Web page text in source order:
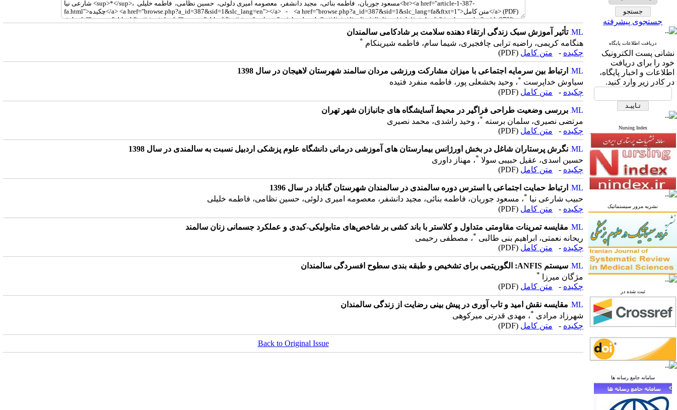
جستجوی پیشرفته
دریافت اطلاعات پایگاه
نشانی پست الکترونیک
خود را برای دریافت
اطلاعات و اخبار پایگاه،
در کادر زیر وارد کنید.
Nursing Index
نشریه مرور سیستماتیک
ثبت شده در
سامانه جامع رسانه ها
تأثیر آموزش سبک زندگی ارتقاء دهنده سلامت بر شادکامی سالمندان
هنگامه کریمی، راضیه ترابی چافجیری، شیما سام، فاطمه شیرینکام *
چکیده - متن کامل (PDF)
ارتباط بین سرمایه اجتماعی با میزان مشارکت ورزشی مردان سالمند شهرستان لاهیجان در سال 1398
سیاوش خداپرست *، وحید بخشعلی پور، فاطمه منفرد فتیده
چکیده - متن کامل (PDF)
بررسی وضعیت طراحی فراگیر در محیط آسایشگاه های جانبازان شهر تهران
مرتضی نصیری، سلمان برسته *، وحید راشدی، محمد نصیری
چکیده - متن کامل (PDF)
نگرش پرستاران شاغل در بخش اورژانس بیمارستان های آموزشی درمانی دانشگاه علوم پزشکی اردبیل نسبت به سالمندی در سال 1398
حسین اسدی، عقیل حبیبی سولا *، مهناز داوری
چکیده - متن کامل (PDF)
ارتباط حمایت اجتماعی با استرس دوره سالمندی در سالمندان شهرستان گناباد در سال 1396
حبیب شارعی نیا *، مسعود جوریان، فاطمه بنائی، مجید دانشفر، معصومه امیری دلوئی، حسین نظامی، فاطمه خلیلی
چکیده - متن کامل (PDF)
مقایسه تمرینات مقاومتی متداول و کلاستر با باند کشی بر شاخص‌های متابولیکی-کبدی و عملکرد جسمانی زنان سالمند
ریحانه نعمتی، ابراهیم بنی طالبی *، مصطفی رحیمی
چکیده - متن کامل (PDF)
سیستم ANFIS: الگوریتمی برای تشخیص و طبقه بندی سطوح افسردگی سالمندان
مژگان میرزا
*
چکیده - متن کامل (PDF)
مقایسه نقش امید و تاب آوری در پیش بینی رضایت از زندگی سالمندان
شهرزاد مرادی *، مهدی قدرتی میرکوهی
چکیده - متن کامل (PDF)
Back to Original Issue